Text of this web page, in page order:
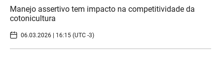
Manejo assertivo tem impacto na competitividade da
cotonicultura
06.03.2026 | 16:15 (UTC -3)